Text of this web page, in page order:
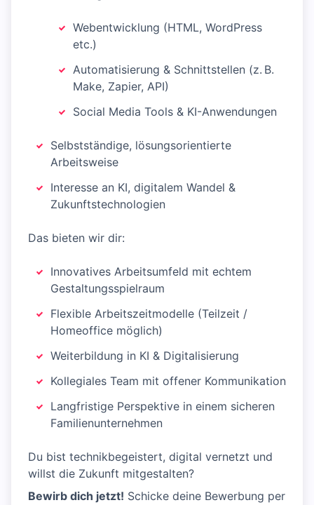
Webentwicklung (HTML, WordPress
etc.)
Automatisierung & Schnittstellen (z. B.
Make, Zapier, API)
Social Media Tools & KI-Anwendungen
Selbstständige, lösungsorientierte
Arbeitsweise
Interesse an KI, digitalem Wandel &
Zukunftstechnologien
Das bieten wir dir:
Innovatives Arbeitsumfeld mit echtem
Gestaltungsspielraum
Flexible Arbeitszeitmodelle (Teilzeit /
Homeoffice möglich)
Weiterbildung in KI & Digitalisierung
Kollegiales Team mit offener Kommunikation
Langfristige Perspektive in einem sicheren
Familienunternehmen
Du bist technikbegeistert, digital vernetzt und
willst die Zukunft mitgestalten?
Bewirb dich jetzt! Schicke deine Bewerbung per